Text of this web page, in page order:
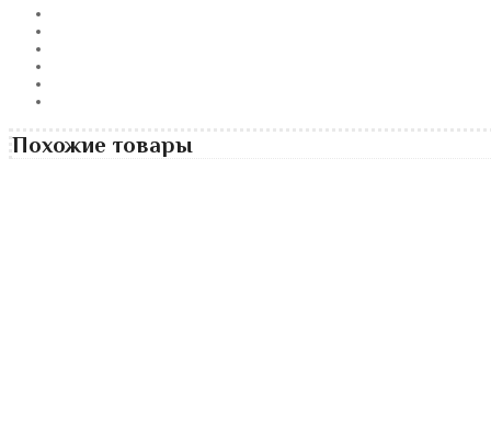
Похожие товары